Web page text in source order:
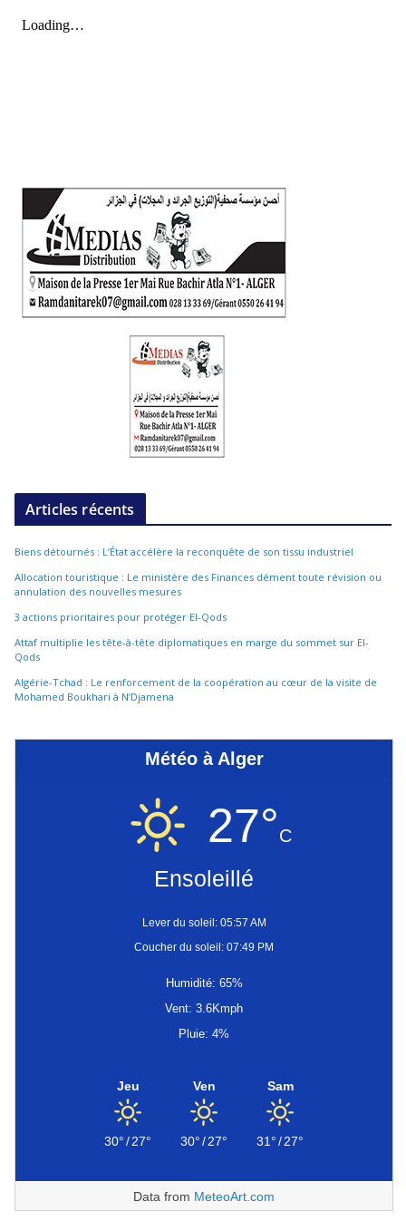
Articles récents
Biens détournés : L’État accélère la reconquête de son tissu industriel
Allocation touristique : Le ministère des Finances dément toute révision ou
annulation des nouvelles mesures
3 actions prioritaires pour protéger El-Qods
Attaf multiplie les tête-à-tête diplomatiques en marge du sommet sur El-
Qods
Algérie-Tchad : Le renforcement de la coopération au cœur de la visite de
Mohamed Boukhari à N’Djamena
Météo à Alger
27°C
Ensoleillé
Lever du soleil: 05:57 AM
Coucher du soleil: 07:49 PM
Humidité: 65%
Vent: 3.6Kmph
Pluie: 4%
Jeu
30°/27°
Ven
30°/27°
Sam
31°/27°
Data from MeteoArt.com